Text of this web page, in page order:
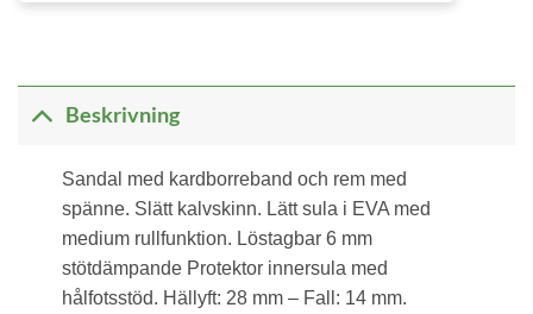
Beskrivning
Sandal med kardborreband och rem med
spänne. Slätt kalvskinn. Lätt sula i EVA med
medium rullfunktion. Löstagbar 6 mm
stötdämpande Protektor innersula med
hålfotsstöd. Hällyft: 28 mm – Fall: 14 mm.